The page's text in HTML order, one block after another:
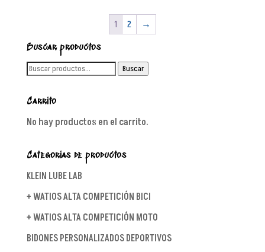
1 2 →
Buscar productos
Buscar
Buscar
Carrito
No hay productos en el carrito.
Categorías de productos
KLEIN LUBE LAB
+ WATIOS ALTA COMPETICIÓN BICI
+ WATIOS ALTA COMPETICIÓN MOTO
BIDONES PERSONALIZADOS DEPORTIVOS